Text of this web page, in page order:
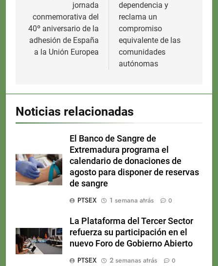
jornada
conmemorativa del
40º aniversario de la
adhesión de España
a la Unión Europea
dependencia y
reclama un
compromiso
equivalente de las
comunidades
autónomas
Noticias relacionadas
El Banco de Sangre de
Extremadura programa el
calendario de donaciones de
agosto para disponer de reservas
de sangre
PTSEX
1 semana atrás 0
La Plataforma del Tercer Sector
refuerza su participación en el
nuevo Foro de Gobierno Abierto
PTSEX
2 semanas atrás 0